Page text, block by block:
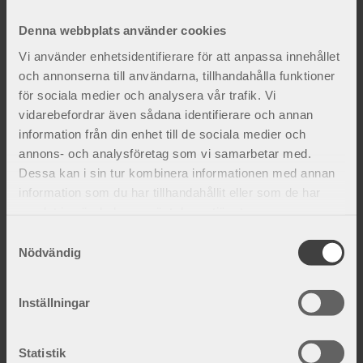
Denna webbplats använder cookies
Vi använder enhetsidentifierare för att anpassa innehållet
och annonserna till användarna, tillhandahålla funktioner
för sociala medier och analysera vår trafik. Vi
vidarebefordrar även sådana identifierare och annan
information från din enhet till de sociala medier och
annons- och analysföretag som vi samarbetar med.
Dessa kan i sin tur kombinera informationen med annan
information som du har tillhandahållit eller som de har
Nödvändig
Inställningar
Statistik
snitt i ljumsken, en så kallad öppen operation
eller med titthålsteknik. Vid titthålsteknik, som
idag är vanligast, används ett smalt
instrument som överför bilder till en
bildskärm där kirurgen följer arbetet. Titthål
görs under sövning. Patienten kan som regel
gå hem samma dag som operationen utförs.
Läs mer på
vården.seom vad en
rehabilitering
Efter operation av ljumskbråck har man oftast